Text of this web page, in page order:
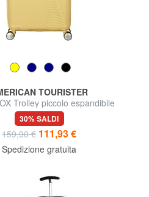
TOURISTER
Trolley piccolo espandibile
30% SALDI
159,90 € 111,93 €
Spedizione gratuita